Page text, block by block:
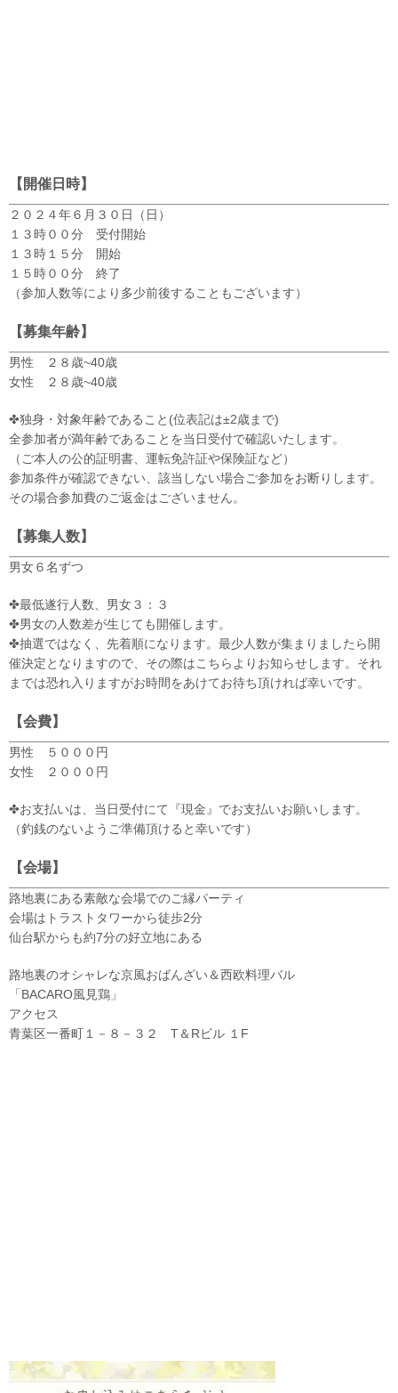
【開催日時】
２０２４年６月３０日（日）
１３時００分 受付開始
１３時１５分 開始
１５時００分 終了
（参加人数等により多少前後することもございます）
【募集年齢】
男性 ２８歳~40歳
女性 ２８歳~40歳
✤独身・対象年齢であること(位表記は±2歳まで)
全参加者が満年齢であることを当日受付で確認いたします。
（ご本人の公的証明書、運転免許証や保険証など）
参加条件が確認できない、該当しない場合ご参加をお断りします。
その場合参加費のご返金はございません。
【募集人数】
男女６名ずつ
✤最低遂行人数、男女３：３
✤男女の人数差が生じても開催します。
✤抽選ではなく、先着順になります。最少人数が集まりましたら開
催決定となりますので、その際はこちらよりお知らせします。それ
までは恐れ入りますがお時間をあけてお待ち頂ければ幸いです。
【会費】
男性 ５０００円
女性 ２０００円
✤お支払いは、当日受付にて『現金』でお支払いお願いします。
（釣銭のないようご準備頂けると幸いです）
【会場】
路地裏にある素敵な会場でのご縁パーティ
会場はトラストタワーから徒歩2分
仙台駅からも約7分の好立地にある
路地裏のオシャレな京風おばんざい＆西欧料理バル
「BACARO風見鶏」
アクセス
青葉区一番町１－８－３２ T＆Rビル １F